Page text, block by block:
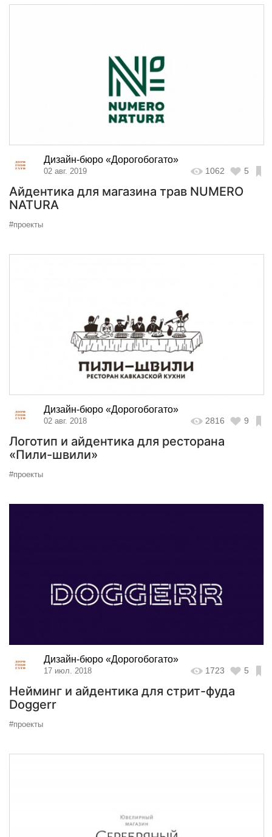
Дизайн-бюро «Дорогобогато»
02 авг. 2019 1062 5
Айдентика для магазина трав NUMERO
NATURA
#проекты
Дизайн-бюро «Дорогобогато»
02 авг. 2018 2816 9
Логотип и айдентика для ресторана
«Пили-швили»
#проекты
Дизайн-бюро «Дорогобогато»
17 июл. 2018 1723 5
Нейминг и айдентика для стрит-фуда
Doggerr
#проекты